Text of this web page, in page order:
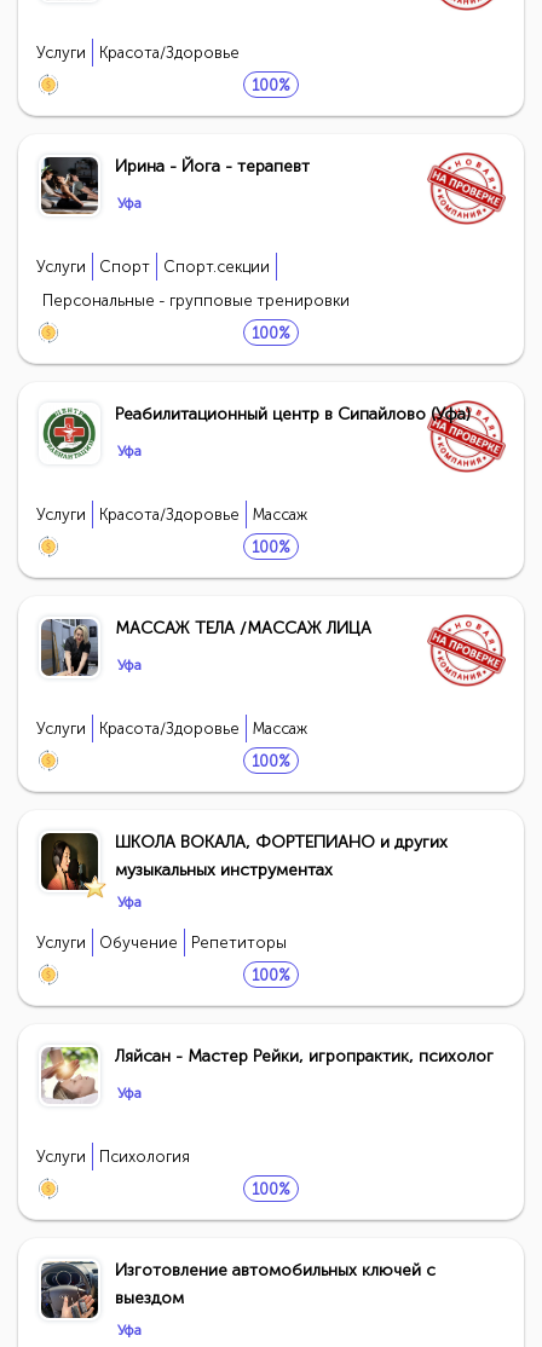
Услуги
Красота/Здоровье
100%
Ирина - Йога - терапевт
Уфа
Услуги Спорт
Спорт.секции
Персональные - групповые тренировки
100%
Реабилитационный центр в Сипайлово (Уфа)
Уфа
Услуги Красота/Здоровье
Массаж
100%
МАССАЖ ТЕЛА /МАССАЖ ЛИЦА
Уфа
Услуги Красота/Здоровье
Массаж
100%
ШКОЛА ВОКАЛА, ФОРТЕПИАНО и других
музыкальных инструментах
Уфа
Услуги Обучение
Репетиторы
100%
Ляйсан - Мастер Рейки, игропрактик, психолог
Уфа
Услуги
Психология
100%
Изготовление автомобильных ключей с
выездом
Уфа